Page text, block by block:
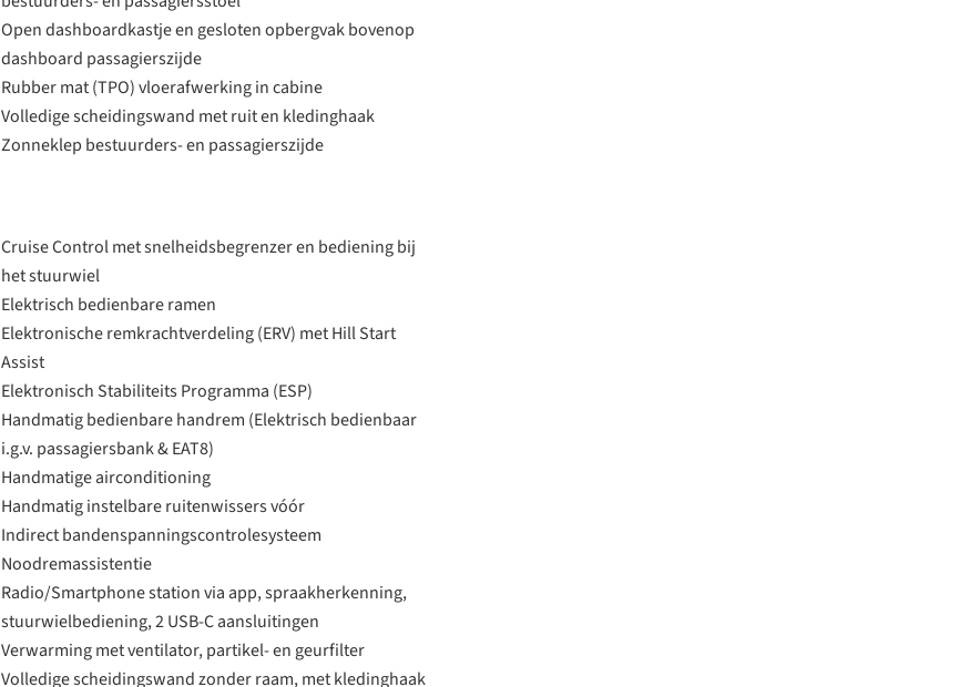
Open dashboardkastje en gesloten opbergvak bovenop
dashboard passagierszijde
Rubber mat (TPO) vloerafwerking in cabine
Volledige scheidingswand met ruit en kledinghaak
Zonneklep bestuurders- en passagierszijde
Cruise Control met snelheidsbegrenzer en bediening bij
het stuurwiel
Elektrisch bedienbare ramen
Elektronische remkrachtverdeling (ERV) met Hill Start
Assist
Elektronisch Stabiliteits Programma (ESP)
Handmatig bedienbare handrem (Elektrisch bedienbaar
i.g.v. passagiersbank & EAT8)
Handmatige airconditioning
Handmatig instelbare ruitenwissers vóór
Indirect bandenspanningscontrolesysteem
Noodremassistentie
Radio/Smartphone station via app, spraakherkenning,
stuurwielbediening, 2 USB-C aansluitingen
Verwarming met ventilator, partikel- en geurfilter
Volledige scheidingswand zonder raam, met kledinghaak